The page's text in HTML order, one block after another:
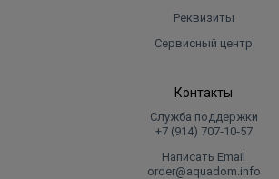
Реквизиты
Сервисный центр
Контакты
Служба поддержки
+7 (914) 707‑10‑57
Написать Email
order@aquadom.info